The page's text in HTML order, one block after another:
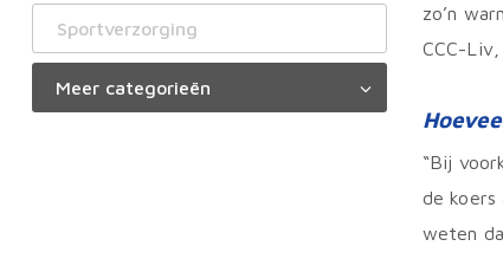
Sportverzorging
zo’n
CCC-
“Bij
de
weten